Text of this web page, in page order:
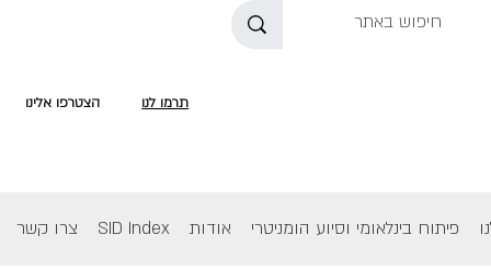
פיתוח בינלאומי וסיוע הומניטרי אודות SID Index צרו קשר
הצטרפו אלינו תרמו לנו